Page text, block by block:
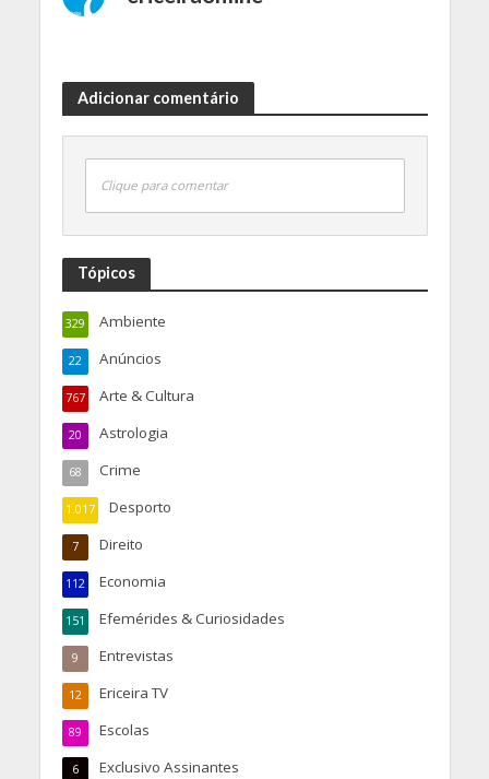
Adicionar comentário
Clique para comentar
Tópicos
Ambiente
329
Anúncios
22
Arte & Cultura
767
Astrologia
20
Crime
68
Desporto
1.017
Direito
7
Economia
112
Efemérides & Curiosidades
151
Entrevistas
9
Ericeira TV
12
Escolas
89
Exclusivo Assinantes
6